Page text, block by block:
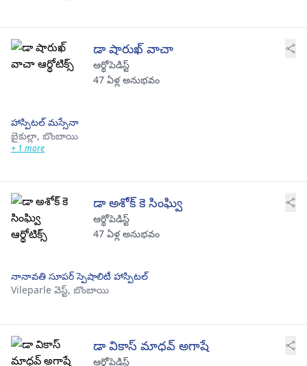
డా షారుఖ్ వాచా
ఆర్థోపెడిస్ట్
47 ఏళ్ల అనుభవం
హాస్పిటల్ మస్సేనా
బైకుల్లా, బొంబాయి
+ 1 more
డా అశోక్ కె సింఘ్వి
ఆర్థోపెడిస్ట్
47 ఏళ్ల అనుభవం
నానావతి సూపర్ స్పెషాలిటీ హాస్పిటల్
Vileparle వెస్ట్, బొంబాయి
డా వికాస్ మాధవ్ అగాషే
ఆర్థోపెడిస్ట్